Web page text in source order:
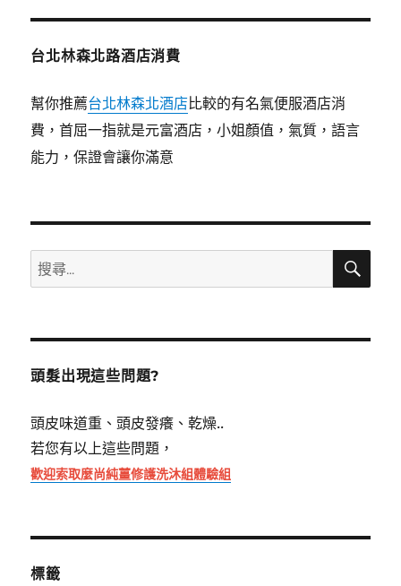
台北林森北路酒店消費
幫你推薦台北林森北酒店比較的有名氣便服酒店消
費，首屈一指就是元富酒店，小姐顏值，氣質，語言
能力，保證會讓你滿意
搜
尋
鍵
搜
頭髮出現這些問題?
頭皮味道重、頭皮發癢、乾燥..
若您有以上這些問題，
歡迎索取麼尚純薑修護洗沐組體驗組
標籤